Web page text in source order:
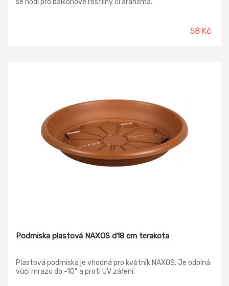
se hodí pro balkonové rostliny či aranžmá.
58 Kč
Podmiska plastová NAXOS d18 cm terakota
Plastová podmiska je vhodná pro květník NAXOS. Je odolná
vůči mrazu do -10° a proti UV záření.